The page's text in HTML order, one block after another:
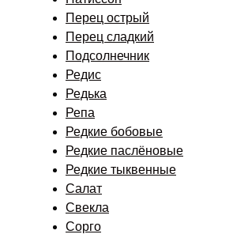
Перец острый
Перец сладкий
Подсолнечник
Редис
Редька
Репа
Редкие бобовые
Редкие паслёновые
Редкие тыквенные
Салат
Свекла
Сорго